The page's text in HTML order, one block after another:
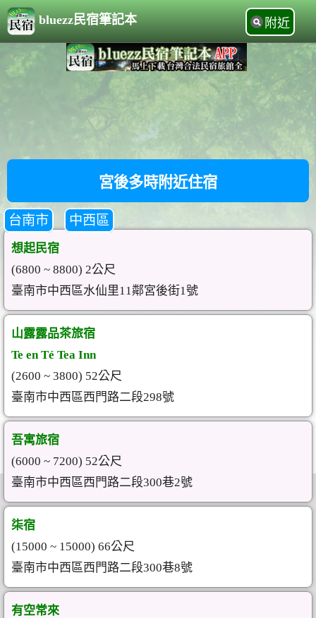
bluezz民宿筆記本 附近
宮後多時附近住宿
台南市 中西區
想起民宿
(6800 ~ 8800) 2公尺
臺南市中西區水仙里11鄰宮後街1號
山露露品茶旅宿
Te en Té Tea Inn
(2600 ~ 3800) 52公尺
臺南市中西區西門路二段298號
吾寓旅宿
(6000 ~ 7200) 52公尺
臺南市中西區西門路二段300巷2號
柒宿
(15000 ~ 15000) 66公尺
臺南市中西區西門路二段300巷8號
有空常來